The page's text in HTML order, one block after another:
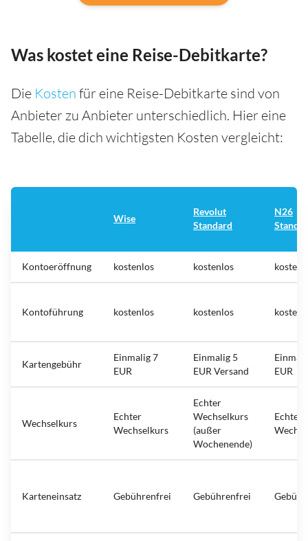
Was kostet eine Reise-Debitkarte?
Die Kosten für eine Reise-Debitkarte sind von
Anbieter zu Anbieter unterschiedlich. Hier eine
Tabelle, die dich wichtigsten Kosten vergleicht:
Wise
Revolut
Standard
N26
Kontoeröffnung kostenlos kostenlos
Kontoführung kostenlos kostenlos
Kartengebühr
Einmalig 7
EUR
Einmalig 5
EUR Versand
EUR
Wechselkurs
Echter
Wechselkurs
Echter
Wechselkurs
(außer
Wochenende)
Echter
Karteneinsatz Gebührenfrei Gebührenfrei